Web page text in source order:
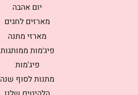
יום אהבה
מארזים לחגים
מארזי מתנה
פיג׳מות ממותגות
פיג'מות
מתנות לסוף שנה